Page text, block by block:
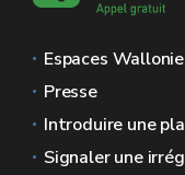
Espaces Wallonie
Presse
Introduire une
Signaler une